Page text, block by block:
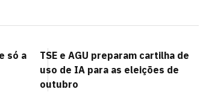
só a
TSE e AGU preparam cartilha de
uso de IA para as eleições de
outubro